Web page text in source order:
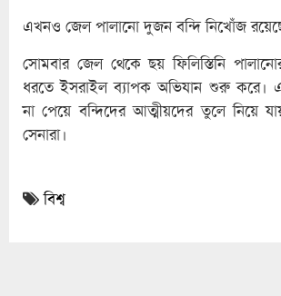
এখনও জেল পালানো দুজন বন্দি নিখোঁজ
সোমবার জেল থেকে ছয় ফিলিস্তিনি
ধরতে ইসরাইল ব্যাপক অভিযান শুরু করে।
না পেয়ে বন্দিদের আত্মীয়দের তুলে নিয়ে
সেনারা।
বিশ্ব